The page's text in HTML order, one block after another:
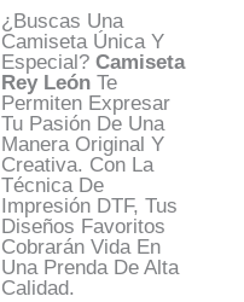
¿Buscas Una
Camiseta Única Y
Especial?Camiseta
Rey León Te
Permiten Expresar
Tu Pasión De Una
Manera Original Y
Creativa. Con La
Técnica De
Impresión DTF, Tus
Diseños Favoritos
Cobrarán Vida En
Una Prenda De Alta
Calidad.